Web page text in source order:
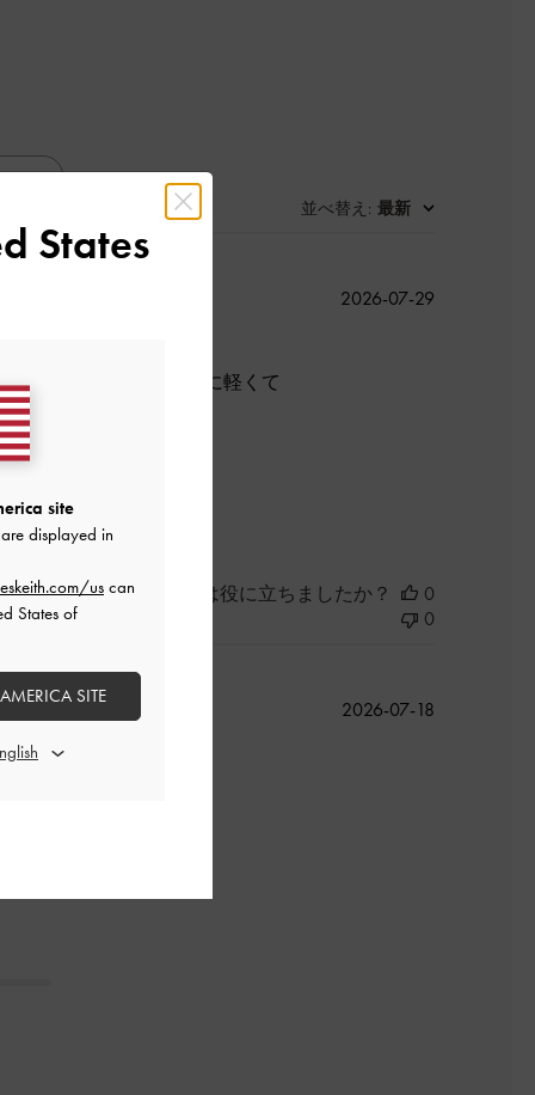
並べ替え : 最新
荷物がしっかり入るのに軽くて
かった
公
2026-07-29
このレビューは役に立ちましたか？
0
0
公
2026-07-18
States
site
displayed in
uscan
States of
SITE